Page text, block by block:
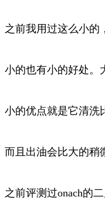
之前我用过这么小的
小的也有小的好处。
小的优点就是它清洗
而且出油会比大的稍
之前评测过onach的